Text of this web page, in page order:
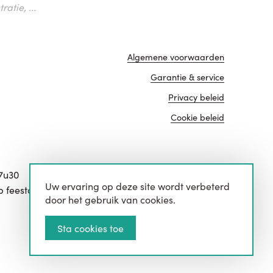
...
feestdagen.
Algemene voorwaarden
Garantie & service
Privacy beleid
Cookie beleid
website door
Uw ervaring op deze site wordt verbeterd
door het gebruik van cookies.
Sta cookies toe